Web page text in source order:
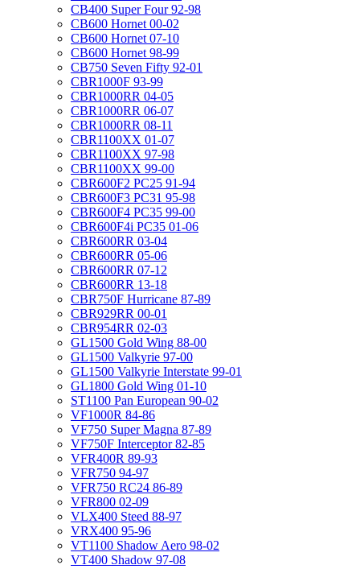
CB400 Super Four 92-98
CB600 Hornet 00-02
CB600 Hornet 07-10
CB600 Hornet 98-99
CB750 Seven Fifty 92-01
CBR1000F 93-99
CBR1000RR 04-05
CBR1000RR 06-07
CBR1000RR 08-11
CBR1100XX 01-07
CBR1100XX 97-98
CBR1100XX 99-00
CBR600F2 PC25 91-94
CBR600F3 PC31 95-98
CBR600F4 PC35 99-00
CBR600F4i PC35 01-06
CBR600RR 03-04
CBR600RR 05-06
CBR600RR 07-12
CBR600RR 13-18
CBR750F Hurricane 87-89
CBR929RR 00-01
CBR954RR 02-03
GL1500 Gold Wing 88-00
GL1500 Valkyrie 97-00
GL1500 Valkyrie Interstate 99-01
GL1800 Gold Wing 01-10
ST1100 Pan European 90-02
VF1000R 84-86
VF750 Super Magna 87-89
VF750F Interceptor 82-85
VFR400R 89-93
VFR750 94-97
VFR750 RC24 86-89
VFR800 02-09
VLX400 Steed 88-97
VRX400 95-96
VT1100 Shadow Aero 98-02
VT400 Shadow 97-08